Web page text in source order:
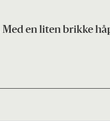
Med en liten brikke